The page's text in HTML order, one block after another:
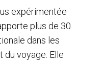
expérimentée
plus de 30
dans les
du voyage. Elle